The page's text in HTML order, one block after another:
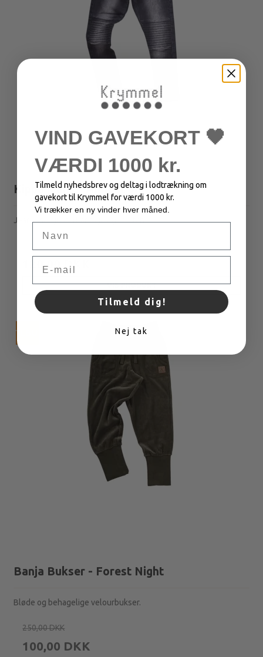
Kippa jeans - Almost black
Jeans med justerbar talje og stretch.
120,00 DKK
VIS PRODUKT
TILBUD
Banja Bukser - Forest Night
Bløde og behagelige velourbukser.
250,00 DKK
100,00 DKK
VIND GAVEKORT 🖤
VÆRDI 1000 kr.
Tilmeld nyhedsbrev og deltag i lodtrækning om
gavekort til Krymmel for værdi 1000 kr.
Vi trækker en ny vinder hver måned.
Tilmeld dig!
Nej tak